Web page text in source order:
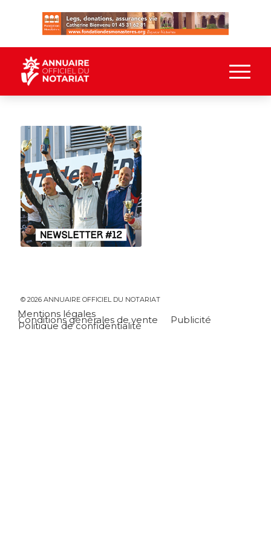
© 2026 ANNUAIRE OFFICIEL DU NOTARIAT
Mentions légales
Conditions générales de vente Publicité
Politique de confidentialité